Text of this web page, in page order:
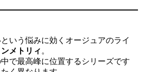
いう悩みに効くオージュアのライ
メトリィ。
で最高峰に位置するシリーズです